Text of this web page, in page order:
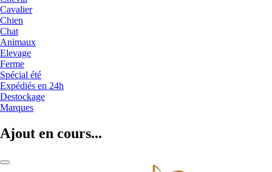
Cavalier
Chien
Chat
Animaux
Elevage
Ferme
Spécial été
Expédiés en 24h
Destockage
Marques
Ajout en cours...